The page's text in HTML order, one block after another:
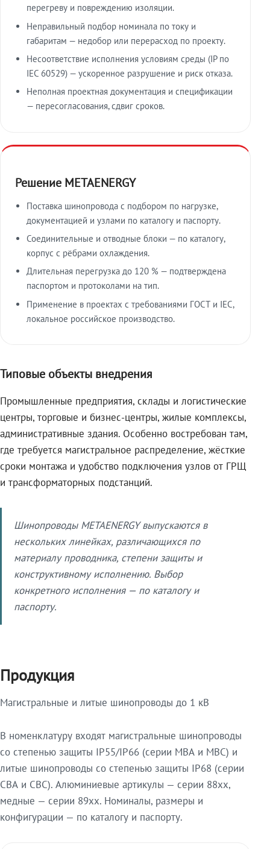
перегреву и повреждению изоляции.
Неправильный подбор номинала по току и
габаритам — недобор или перерасход по проекту.
Несоответствие исполнения условиям среды (IP по
IEC 60529) — ускоренное разрушение и риск отказа.
Неполная проектная документация и спецификации
— пересогласования, сдвиг сроков.
Решение METAENERGY
Поставка шинопровода с подбором по нагрузке,
документацией и узлами по каталогу и паспорту.
Соединительные и отводные блоки — по каталогу,
корпус с рёбрами охлаждения.
Длительная перегрузка до 120 % — подтверждена
паспортом и протоколами на тип.
Применение в проектах с требованиями ГОСТ и IEC,
локальное российское производство.
Типовые объекты внедрения
Промышленные предприятия, склады и логистические
центры, торговые и бизнес-центры, жилые комплексы,
административные здания. Особенно востребован там,
где требуется магистральное распределение, жёсткие
сроки монтажа и удобство подключения узлов от ГРЩ
и трансформаторных подстанций.
Шинопроводы METAENERGY выпускаются в
нескольких линейках, различающихся по
материалу проводника, степени защиты и
конструктивному исполнению. Выбор
конкретного исполнения — по каталогу и
паспорту.
Продукция
Магистральные и литые шинопроводы до 1 кВ
В номенклатуру входят магистральные шинопроводы
со степенью защиты IP55/IP66 (серии МВА и МВС) и
литые шинопроводы со степенью защиты IP68 (серии
СВА и СВС). Алюминиевые артикулы — серии 88xx,
медные — серии 89xx. Номиналы, размеры и
конфигурации — по каталогу и паспорту.